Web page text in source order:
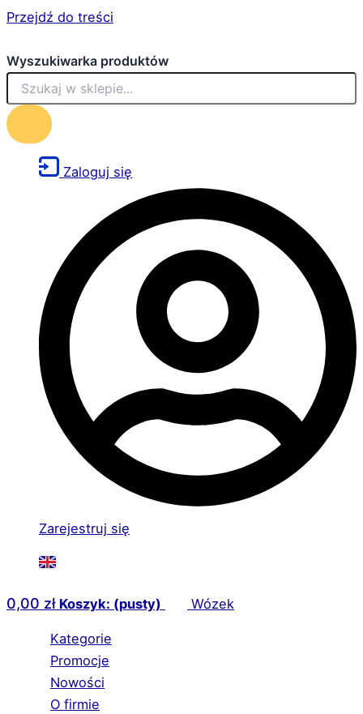
Przejdź do treści
Wyszukiwarka produktów
Zaloguj się
Zarejestruj się
0,00 zł Koszyk: (pusty) Wózek
Kategorie
Promocje
Nowości
O firmie